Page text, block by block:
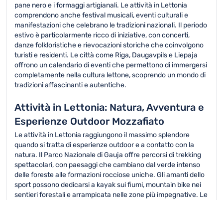
pane nero e i formaggi artigianali. Le attività in Lettonia
comprendono anche festival musicali, eventi culturali e
manifestazioni che celebrano le tradizioni nazionali. Il periodo
estivo è particolarmente ricco di iniziative, con concerti,
danze folkloristiche e rievocazioni storiche che coinvolgono
turisti e residenti. Le città come Riga, Daugavpils e Liepaja
offrono un calendario di eventi che permettono di immergersi
completamente nella cultura lettone, scoprendo un mondo di
tradizioni affascinanti e autentiche.
Attività in Lettonia: Natura, Avventura e
Esperienze Outdoor Mozzafiato
Le attività in Lettonia raggiungono il massimo splendore
quando si tratta di esperienze outdoor e a contatto con la
natura. Il Parco Nazionale di Gauja offre percorsi di trekking
spettacolari, con paesaggi che cambiano dal verde intenso
delle foreste alle formazioni rocciose uniche. Gli amanti dello
sport possono dedicarsi a kayak sui fiumi, mountain bike nei
sentieri forestali e arrampicata nelle zone più impegnative. Le